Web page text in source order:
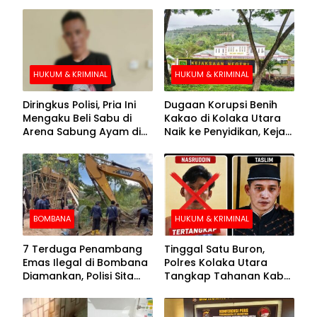
HUKUM & KRIMINAL
Diringkus Polisi, Pria Ini
Mengaku Beli Sabu di
Arena Sabung Ayam di
HUKUM & KRIMINAL
Dugaan Korupsi Benih
Kakao di Kolaka Utara
Naik ke Penyidikan, Kejari
BOMBANA
7 Terduga Penambang
Emas Ilegal di Bombana
Diamankan, Polisi Sita
Crusher
HUKUM & KRIMINAL
Tinggal Satu Buron,
Polres Kolaka Utara
Tangkap Tahanan Kabur
Pengejaran